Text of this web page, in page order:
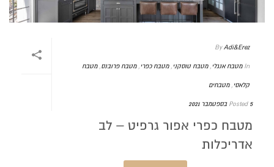
By Adi&Erez
In מטבח אנגלי,מטבח טוסקני,מטבח כפרי,מטבח פרובנס,מטבח
קלאסי,מטבחים
Posted 5 בספטמבר 2021
מטבח כפרי אפור גרפיט – לב
אדריכלות